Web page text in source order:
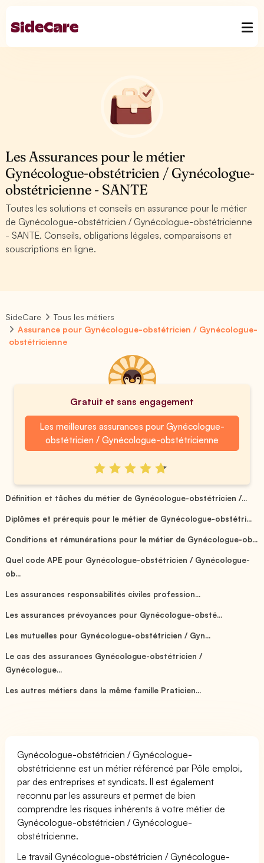
Les Assurances pour le métier
Gynécologue-obstétricien / Gynécologue-
obstétricienne - SANTE
Toutes les solutions et conseils en assurance pour le métier
de Gynécologue-obstétricien / Gynécologue-obstétricienne
- SANTE. Conseils, obligations légales, comparaisons et
souscriptions en ligne.
SideCare
Tous les métiers
Assurance pour Gynécologue-obstétricien / Gynécologue-
obstétricienne
Gratuit et sans engagement
Les meilleures assurances pour Gynécologue-
obstétricien / Gynécologue-obstétricienne
Définition et tâches du métier de Gynécologue-obstétricien /...
Diplômes et prérequis pour le métier de Gynécologue-obstétri...
Conditions et rémunérations pour le métier de Gynécologue-ob...
Quel code APE pour Gynécologue-obstétricien / Gynécologue-
ob...
Les assurances responsabilités civiles profession...
Les assurances prévoyances pour Gynécologue-obsté...
Les mutuelles pour Gynécologue-obstétricien / Gyn...
Le cas des assurances Gynécologue-obstétricien /
Gynécologue...
Les autres métiers dans la même famille Praticien...
Gynécologue-obstétricien / Gynécologue-
obstétricienne est un métier référencé par Pôle emploi,
par des entreprises et syndicats. Il est également
reconnu par les assureurs et permet de bien
comprendre les risques inhérents à votre métier de
Gynécologue-obstétricien / Gynécologue-
obstétricienne.
Le travail Gynécologue-obstétricien / Gynécologue-